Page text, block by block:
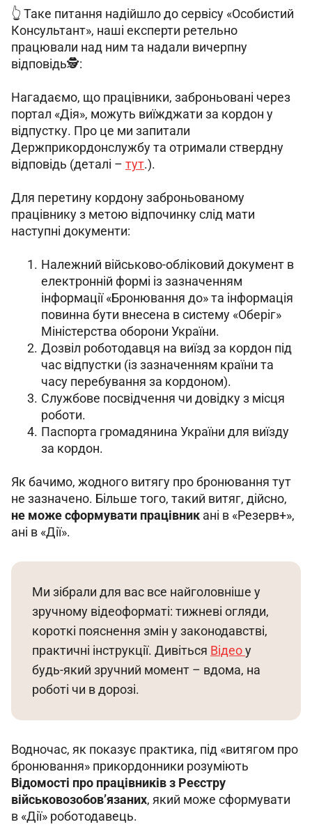
👆 Таке питання надійшло до сервісу «Особистий
Консультант», наші експерти ретельно
працювали над ним та надали вичерпну
відповідь🕵️:
Нагадаємо, що працівники, заброньовані через
портал «Дія», можуть виїжджати за кордон у
відпустку. Про це ми запитали
Держприкордонслужбу та отримали ствердну
відповідь (деталі – тут.).
Для перетину кордону заброньованому
працівнику з метою відпочинку слід мати
наступні документи:
Належний військово-обліковий документ в
електронній формі із зазначенням
інформації «Бронювання до» та інформація
повинна бути внесена в систему «Оберіг»
Міністерства оборони України.
Дозвіл роботодавця на виїзд за кордон під
час відпустки (із зазначенням країни та
часу перебування за кордоном).
Службове посвідчення чи довідку з місця
роботи.
Паспорта громадянина України для виїзду
за кордон.
Як бачимо, жодного витягу про бронювання тут
не зазначено. Більше того, такий витяг, дійсно,
не може сформувати працівник ані в «Резерв+»,
ані в «Дії».
Ми зібрали для вас все найголовніше у
зручному відеоформаті: тижневі огляди,
короткі пояснення змін у законодавстві,
практичні інструкції. Дивіться Відео у
будь-який зручний момент – вдома, на
роботі чи в дорозі.
Водночас, як показує практика, під «витягом про
бронювання» прикордонники розуміють
Відомості про працівників з Реєстру
військовозобовʼязаних, який може сформувати
в «Дії» роботодавець.